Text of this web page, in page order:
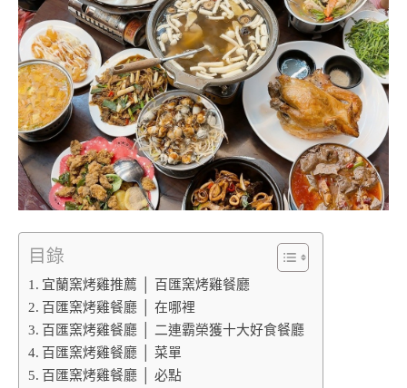
目錄
宜蘭窯烤雞推薦 │ 百匯窯烤雞餐廳
百匯窯烤雞餐廳 │ 在哪裡
百匯窯烤雞餐廳 │ 二連霸榮獲十大好食餐廳
百匯窯烤雞餐廳 │ 菜單
百匯窯烤雞餐廳 │ 必點